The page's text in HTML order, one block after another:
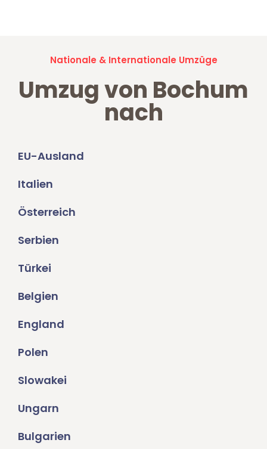
Nationale & Internationale Umzüge
Umzug von Bochum
nach
EU-Ausland
Italien
Österreich
Serbien
Türkei
Belgien
England
Polen
Slowakei
Ungarn
Bulgarien